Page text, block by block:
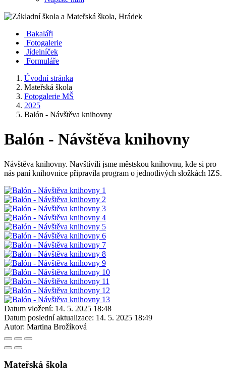
Bakaláři
Fotogalerie
Jídelníček
Formuláře
Úvodní stránka
Mateřská škola
Fotogalerie MŠ
2025
Balón - Návštěva knihovny
Balón - Návštěva knihovny
Návštěva knihovny. Navštívili jsme městskou knihovnu, kde si pro
nás paní knihovnice připravila program o jednotlivých složkách IZS.
Datum vložení: 14. 5. 2025 18:48
Datum poslední aktualizace: 14. 5. 2025 18:49
Autor: Martina Brožíková
Mateřská škola